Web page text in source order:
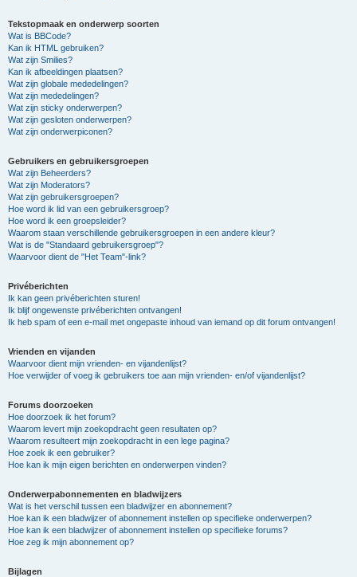
Tekstopmaak en onderwerp soorten
Wat is BBCode?
Kan ik HTML gebruiken?
Wat zijn Smilies?
Kan ik afbeeldingen plaatsen?
Wat zijn globale mededelingen?
Wat zijn mededelingen?
Wat zijn sticky onderwerpen?
Wat zijn gesloten onderwerpen?
Wat zijn onderwerpiconen?
Gebruikers en gebruikersgroepen
Wat zijn Beheerders?
Wat zijn Moderators?
Wat zijn gebruikersgroepen?
Hoe word ik lid van een gebruikersgroep?
Hoe word ik een groepsleider?
Waarom staan verschillende gebruikersgroepen in een andere kleur?
Wat is de "Standaard gebruikersgroep"?
Waarvoor dient de "Het Team"-link?
Privéberichten
Ik kan geen privéberichten sturen!
Ik blijf ongewenste privéberichten ontvangen!
Ik heb spam of een e-mail met ongepaste inhoud van iemand op dit forum ontvangen!
Vrienden en vijanden
Waarvoor dient mijn vrienden- en vijandenlijst?
Hoe verwijder of voeg ik gebruikers toe aan mijn vrienden- en/of vijandenlijst?
Forums doorzoeken
Hoe doorzoek ik het forum?
Waarom levert mijn zoekopdracht geen resultaten op?
Waarom resulteert mijn zoekopdracht in een lege pagina?
Hoe zoek ik een gebruiker?
Hoe kan ik mijn eigen berichten en onderwerpen vinden?
Onderwerpabonnementen en bladwijzers
Wat is het verschil tussen een bladwijzer en abonnement?
Hoe kan ik een bladwijzer of abonnement instellen op specifieke onderwerpen?
Hoe kan ik een bladwijzer of abonnement instellen op specifieke forums?
Hoe zeg ik mijn abonnement op?
Bijlagen